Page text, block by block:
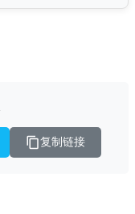
复制链接